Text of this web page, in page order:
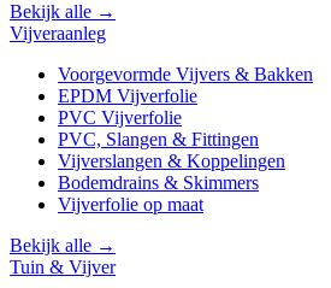
Bekijk alle →
Vijveraanleg
Voorgevormde Vijvers & Bakken
EPDM Vijverfolie
PVC Vijverfolie
PVC, Slangen & Fittingen
Vijverslangen & Koppelingen
Bodemdrains & Skimmers
Vijverfolie op maat
Bekijk alle →
Tuin & Vijver